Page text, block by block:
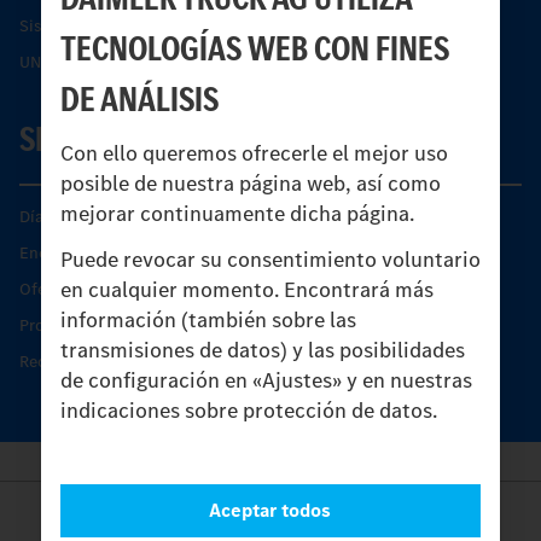
TECNOLOGÍAS WEB CON FINES
DE ANÁLISIS
Con ello queremos ofrecerle el mejor uso
posible de nuestra página web, así como
mejorar continuamente dicha página.
Puede revocar su consentimiento voluntario
en cualquier momento. Encontrará más
información (también sobre las
transmisiones de datos) y las posibilidades
de configuración en «Ajustes» y en nuestras
indicaciones sobre protección de datos.
Aceptar todos
Sistemas de asistencia de seguridad Econic
UNI-TOUCH®
SERVICIO
Días de Servicio del Unimog
Encontrar un socio
Oferta de servicio del Unimog
Productos de piezas y servicio
Recambios originales
Provider